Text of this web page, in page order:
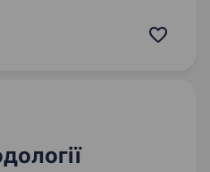
регіоні, обробляючи